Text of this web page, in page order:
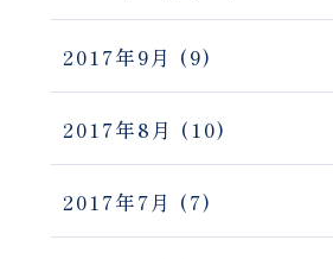
2017年9月 (9)
2017年8月 (10)
2017年7月 (7)